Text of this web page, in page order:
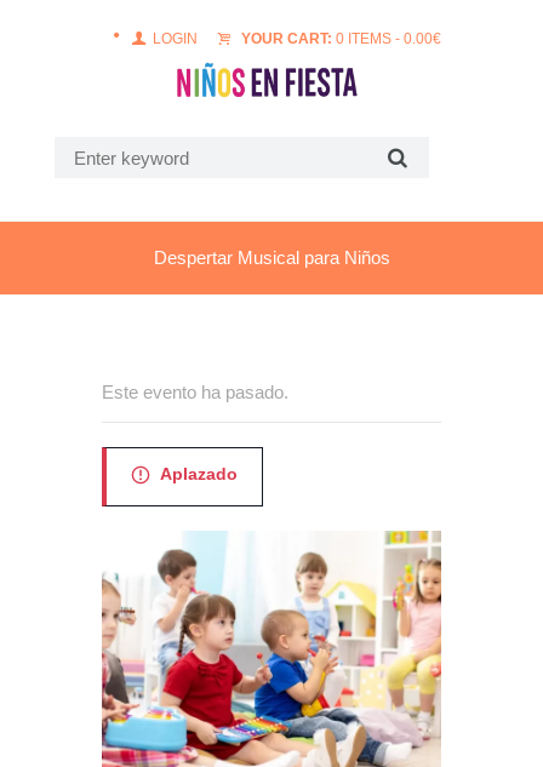
LOGIN YOUR CART: 0 ITEMS - 0.00€
Despertar Musical para Niños
Este evento ha pasado.
Aplazado